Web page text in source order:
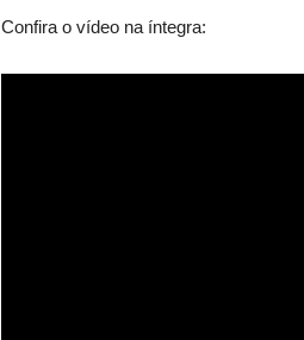
Confira o vídeo na íntegra: